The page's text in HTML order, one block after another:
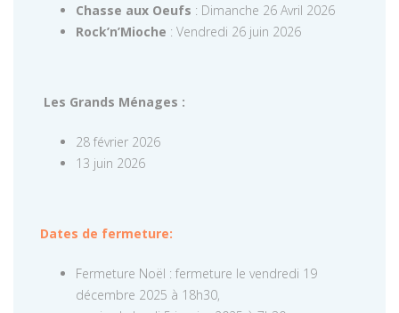
Chasse aux Oeufs : Dimanche 26 Avril 2026
Rock’n’Mioche : Vendredi 26 juin 2026
Les Grands Ménages :
28 février 2026
13 juin 2026
Dates de fermeture:
Fermeture Noël : fermeture le vendredi 19
décembre 2025 à 18h30,